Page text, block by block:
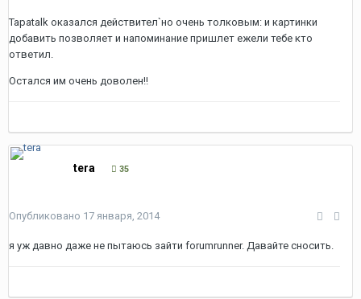
Tapatalk оказался действител`но очень толковым: и картинки
добавить позволяет и напоминание пришлет ежели тебе кто
ответил.
Остался им очень доволен!!
tera 35
Опубликовано 17 января, 2014
я уж давно даже не пытаюсь зайти forumrunner. Давайте сносить.